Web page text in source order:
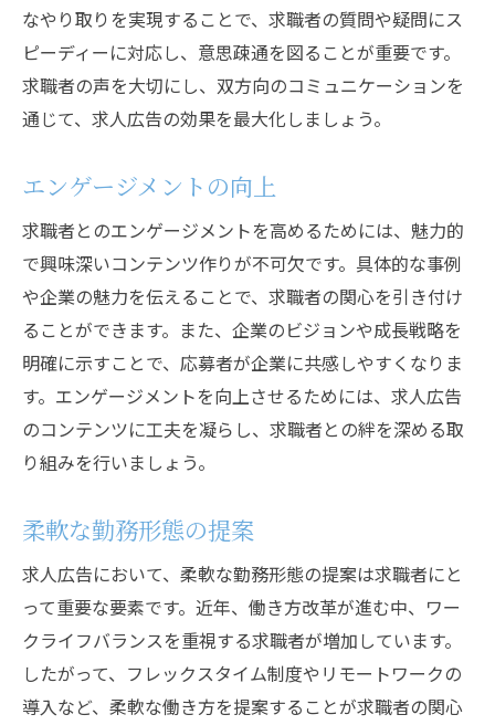
なやり取りを実現することで、求職者の質問や疑問にス
ピーディーに対応し、意思疎通を図ることが重要です。
求職者の声を大切にし、双方向のコミュニケーションを
通じて、求人広告の効果を最大化しましょう。
エンゲージメントの向上
求職者とのエンゲージメントを高めるためには、魅力的
で興味深いコンテンツ作りが不可欠です。具体的な事例
や企業の魅力を伝えることで、求職者の関心を引き付け
ることができます。また、企業のビジョンや成長戦略を
明確に示すことで、応募者が企業に共感しやすくなりま
す。エンゲージメントを向上させるためには、求人広告
のコンテンツに工夫を凝らし、求職者との絆を深める取
り組みを行いましょう。
柔軟な勤務形態の提案
求人広告において、柔軟な勤務形態の提案は求職者にと
って重要な要素です。近年、働き方改革が進む中、ワー
クライフバランスを重視する求職者が増加しています。
したがって、フレックスタイム制度やリモートワークの
導入など、柔軟な働き方を提案することが求職者の関心